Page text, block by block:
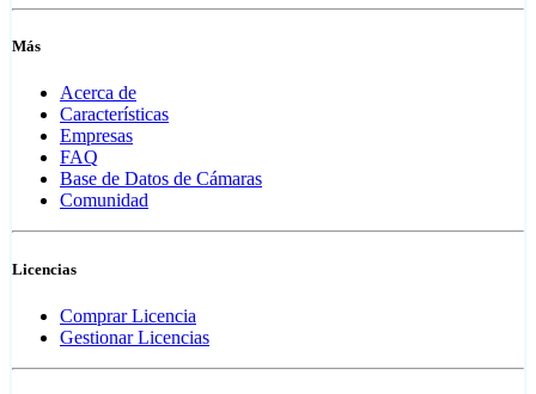
Más
Acerca de
Características
Empresas
FAQ
Base de Datos de Cámaras
Comunidad
Licencias
Comprar Licencia
Gestionar Licencias